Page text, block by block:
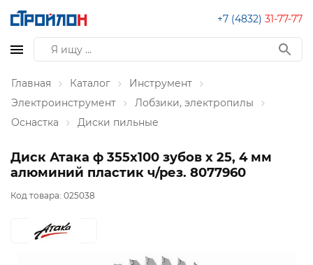
+7 (4832) 31-77-77
Главная Каталог
Инструмент
Электроинструмент
Лобзики, электропилы
Оснастка
Диски пильные
Диск Атака ф 355х100 зубов х 25, 4 мм
алюминий пластик ч/рез. 8077960
Код товара: 025038